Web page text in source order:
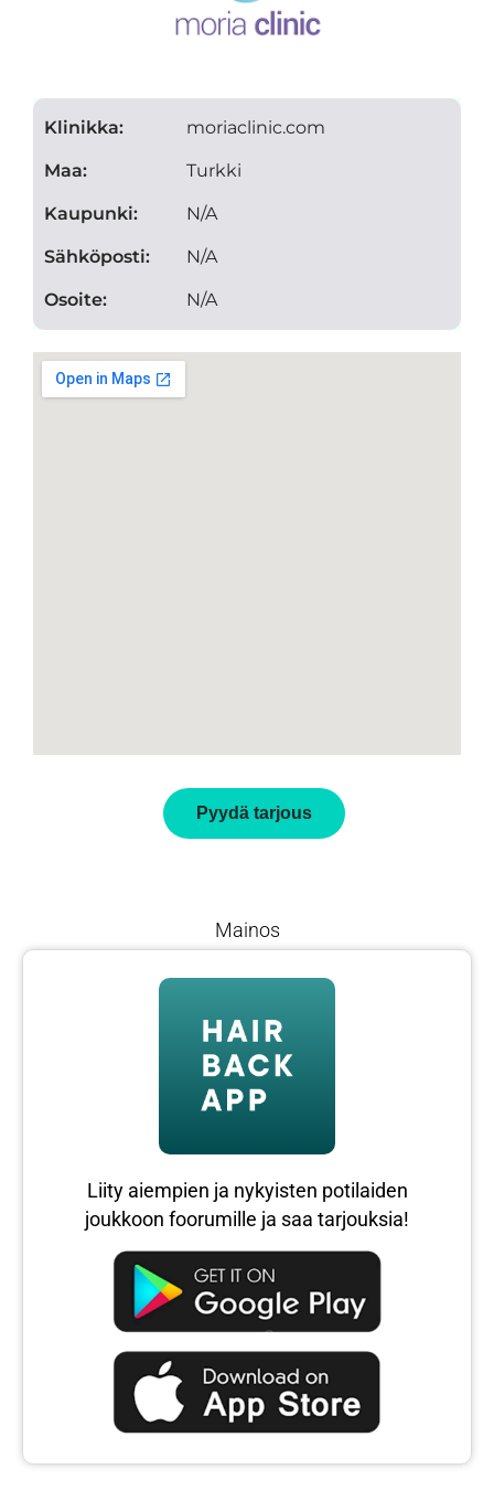
Klinikka:
Maa:
Kaupunki:
Sähköposti:
Osoite:
moriaclinic.com
Turkki
N/A
N/A
N/A
Pyydä tarjous
Mainos
Liity aiempien ja nykyisten potilaiden
joukkoon foorumille ja saa tarjouksia!